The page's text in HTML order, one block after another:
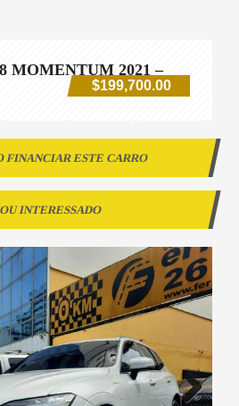
MOMENTUM 2021 –
$199,700.00
FINANCIAR ESTE CARRO
INTERESSADO